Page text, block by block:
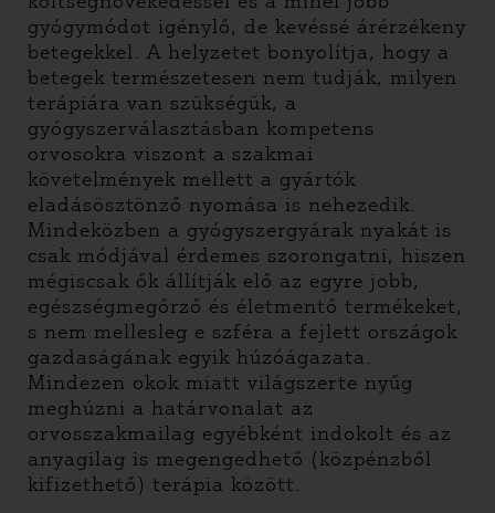
gyógymódot igénylő, de kevéssé árérzékeny
betegekkel. A helyzetet bonyolítja, hogy a
betegek természetesen nem tudják, milyen
terápiára van szükségük, a
gyógyszerválasztásban kompetens
orvosokra viszont a szakmai
követelmények mellett a gyártók
eladásösztönző nyomása is nehezedik.
Mindeközben a gyógyszergyárak nyakát is
csak módjával érdemes szorongatni, hiszen
mégiscsak ők állítják elő az egyre jobb,
egészségmegőrző és életmentő termékeket,
s nem mellesleg e szféra a fejlett országok
gazdaságának egyik húzóágazata.
Mindezen okok miatt világszerte nyűg
meghúzni a határvonalat az
orvosszakmailag egyébként indokolt és az
anyagilag is megengedhető (közpénzből
kifizethető) terápia között.